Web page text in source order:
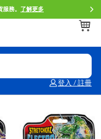
務。 了解更多
登入 / 註冊